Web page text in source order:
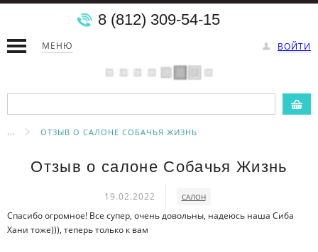
МЕНЮ ВОЙТИ
8 (812) 309-54-15
... ОТЗЫВ О САЛОНЕ СОБАЧЬЯ ЖИЗНЬ
Отзыв о салоне Собачья Жизнь
19.02.2022 САЛОН
Спасибо огромное! Все супер, очень довольны, надеюсь наша Сиба
Хани тоже))), теперь только к вам